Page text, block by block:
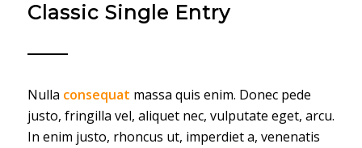
Classic Single Entry
Nulla consequat massa quis enim. Donec pede
justo, fringilla vel, aliquet nec, vulputate eget, arcu.
In enim justo, rhoncus ut, imperdiet a, venenatis